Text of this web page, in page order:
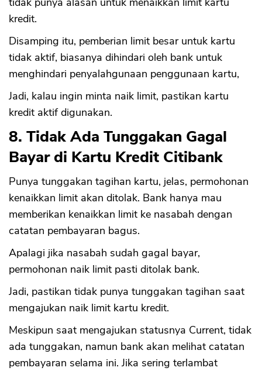
kredit.
Disamping itu, pemberian limit besar untuk kartu
tidak aktif, biasanya dihindari oleh bank untuk
menghindari penyalahgunaan penggunaan kartu,
Jadi, kalau ingin minta naik limit, pastikan kartu
kredit aktif digunakan.
8. Tidak Ada Tunggakan Gagal
Bayar di Kartu Kredit Citibank
Punya tunggakan tagihan kartu, jelas, permohonan
kenaikkan limit akan ditolak. Bank hanya mau
memberikan kenaikkan limit ke nasabah dengan
catatan pembayaran bagus.
Apalagi jika nasabah sudah gagal bayar,
permohonan naik limit pasti ditolak bank.
Jadi, pastikan tidak punya tunggakan tagihan saat
mengajukan naik limit kartu kredit.
Meskipun saat mengajukan statusnya Current, tidak
ada tunggakan, namun bank akan melihat catatan
pembayaran selama ini. Jika sering terlambat
OK
CANCEL